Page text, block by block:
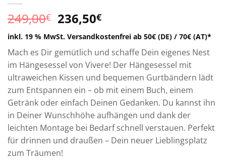
249,00€ Ursprünglicher
Preis
war:
249,00€
236,50€Aktueller
Preis
ist:
236,50€.
inkl. 19 % MwSt. Versandkostenfrei ab 50€ (DE) / 70€ (AT)*
Mach es Dir gemütlich und schaffe Dein eigenes Nest
im Hängesessel von Vivere! Der Hängesessel mit
ultraweichen Kissen und bequemen Gurtbändern lädt
zum Entspannen ein – ob mit einem Buch, einem
Getränk oder einfach Deinen Gedanken. Du kannst ihn
in Deiner Wunschhöhe aufhängen und dank der
leichten Montage bei Bedarf schnell verstauen. Perfekt
für drinnen und draußen – Dein neuer Lieblingsplatz
zum Träumen!